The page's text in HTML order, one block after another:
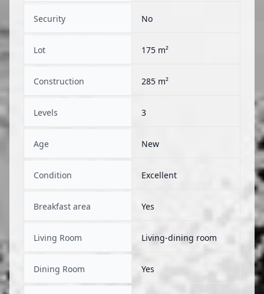
Security No
Lot 175 m²
Construction 285 m²
Levels 3
Age New
Condition Excellent
Breakfast area Yes
Living Room Living-dining room
Dining Room Yes